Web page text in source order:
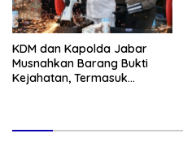
KDM dan Kapolda Jabar
Musnahkan Barang Bukti
Kejahatan, Termasuk